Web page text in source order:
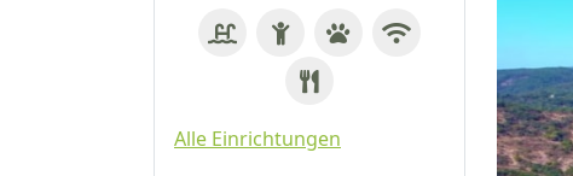
Alle Einrichtungen